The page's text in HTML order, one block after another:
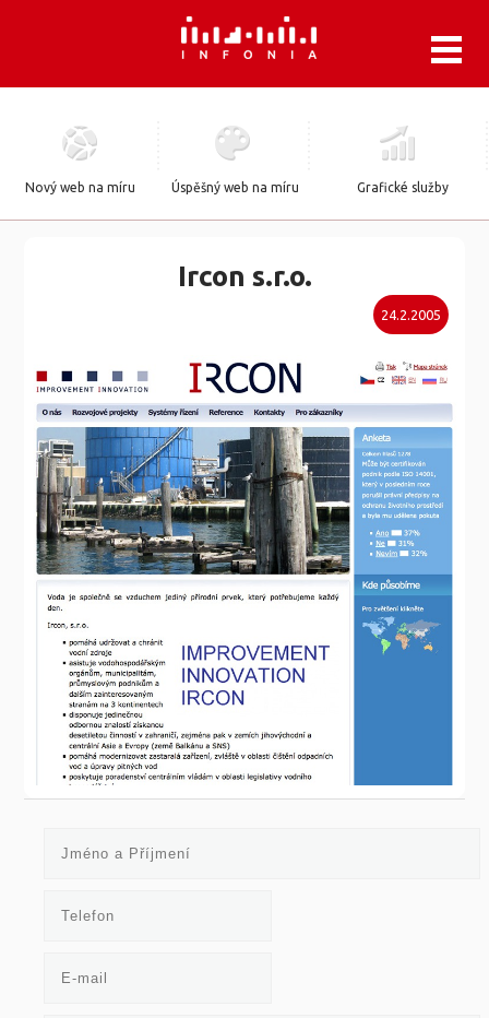
Ircon s.r.o.
24.2.2005
Nový web na míru Úspěšný web na míru Grafické služby